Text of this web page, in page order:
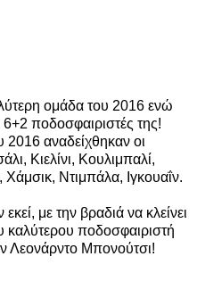
ομάδα του 2016 ενώ
ποδοσφαιριστές της!
2016 αναδείχθηκαν οι
Κιελίνι, Κουλιμπαλί,
Ντιμπάλα, Ιγκουαΐν.
με την βραδιά να κλείνει
καλύτερου ποδοσφαιριστή
Λεονάρντο Μπονούτσι!